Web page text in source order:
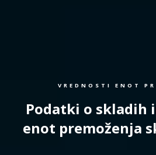
VREDNOSTI ENOT
Podatki o skladih
enot premoženja